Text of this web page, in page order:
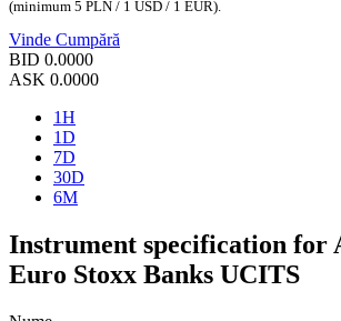
(minimum 5 PLN / 1 USD / 1 EUR).
Vinde Cumpără
BID 0.0000
ASK 0.0000
1H
1D
7D
30D
6M
Instrument specification for
Euro Stoxx Banks UCITS